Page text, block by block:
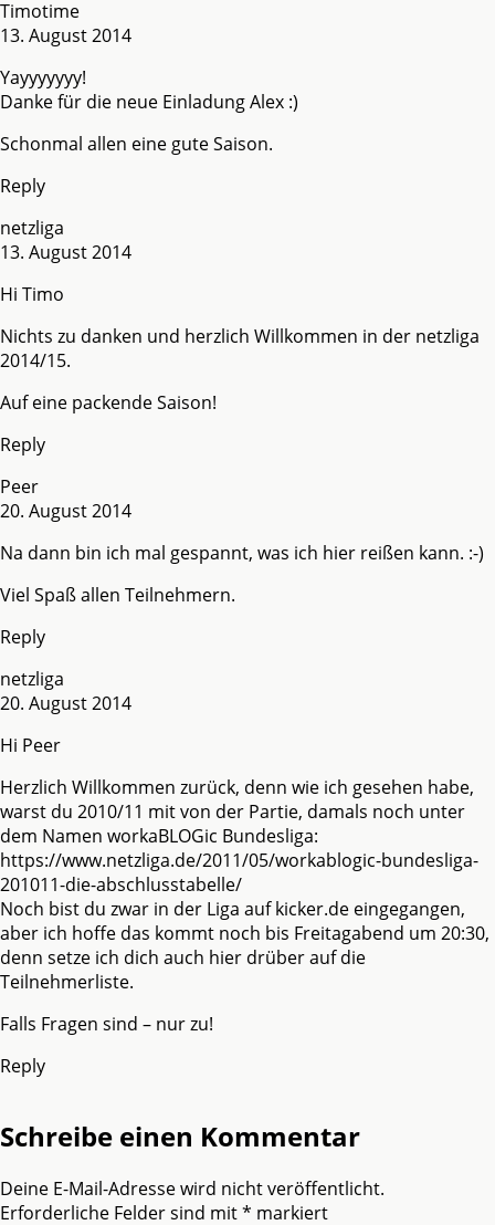
Timotime
13. August 2014
Yayyyyyyy!
Danke für die neue Einladung Alex :)
Schonmal allen eine gute Saison.
Reply
netzliga
13. August 2014
Hi Timo
Nichts zu danken und herzlich Willkommen in der netzliga
2014/15.
Auf eine packende Saison!
Reply
Peer
20. August 2014
Na dann bin ich mal gespannt, was ich hier reißen kann. :-)
Viel Spaß allen Teilnehmern.
Reply
netzliga
20. August 2014
Hi Peer
Herzlich Willkommen zurück, denn wie ich gesehen habe,
warst du 2010/11 mit von der Partie, damals noch unter
dem Namen workaBLOGic Bundesliga:
https://www.netzliga.de/2011/05/workablogic-bundesliga-
201011-die-abschlusstabelle/
Noch bist du zwar in der Liga auf kicker.de eingegangen,
aber ich hoffe das kommt noch bis Freitagabend um 20:30,
denn setze ich dich auch hier drüber auf die
Teilnehmerliste.
Falls Fragen sind – nur zu!
Reply
Schreibe einen Kommentar
Deine E-Mail-Adresse wird nicht veröffentlicht.
Erforderliche Felder sind mit* markiert